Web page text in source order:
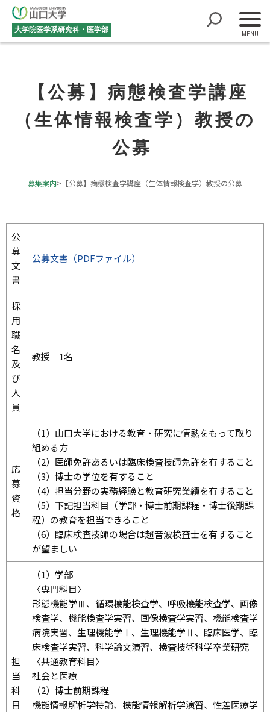
大学院医学系研究科・医学部
【公募】病態検査学講座
（生体情報検査学）教授の
公募
募集案内> 【公募】病態検査学講座（生体情報検査学）教授の公募
公
募
文
書
公募文書（PDFファイル）
採
用
職
名
及
び
人
員
教授 1名
応
募
資
格
（1）山口大学における教育・研究に情熱をもって取り
組める方
（2）医師免許あるいは臨床検査技師免許を有すること
（3）博士の学位を有すること
（4）担当分野の実務経験と教育研究業績を有すること
（5）下記担当科目（学部・博士前期課程・博士後期課
程）の教育を担当できること
（6）臨床検査技師の場合は超音波検査士を有すること
が望ましい
担
当
科
目
（1）学部
〈専門科目〉
形態機能学Ⅲ、循環機能検査学、呼吸機能検査学、画像
検査学、機能検査学実習、画像検査学実習、機能検査学
病院実習、生理機能学Ⅰ、生理機能学Ⅱ、臨床医学、臨
床検査学実習、科学論文演習、検査技術科学卒業研究
〈共通教育科目〉
社会と医療
（2）博士前期課程
機能情報解析学特論、機能情報解析学演習、性差医療学